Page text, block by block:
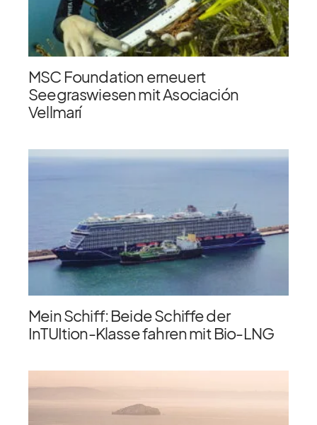
MSC Foundation erneuert
Seegraswiesen mit Asociación
Vellmarí
Mein Schiff: Beide Schiffe der
InTUItion-Klasse fahren mit Bio-LNG